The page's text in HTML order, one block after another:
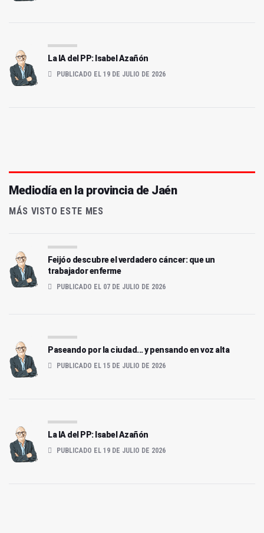
La IA del PP: Isabel Azañón
PUBLICADO EL 19 DE JULIO DE 2026
Mediodía en la provincia de Jaén
MÁS VISTO ESTE MES
Feijóo descubre el verdadero cáncer: que un
trabajador enferme
PUBLICADO EL 07 DE JULIO DE 2026
Paseando por la ciudad... y pensando en voz alta
PUBLICADO EL 15 DE JULIO DE 2026
La IA del PP: Isabel Azañón
PUBLICADO EL 19 DE JULIO DE 2026